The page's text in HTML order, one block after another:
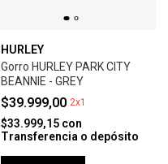
HURLEY
Gorro HURLEY PARK CITY
BEANNIE - GREY
$39.999,00 2x1
$33.999,15 con
Transferencia o depósito